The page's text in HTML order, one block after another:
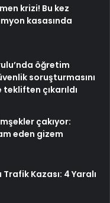
krizi! Bu kez
kasasında
öğretim
soruşturmasını
çıkarıldı
çakıyor:
eden gizem
Trafik Kazası: 4 Yaralı